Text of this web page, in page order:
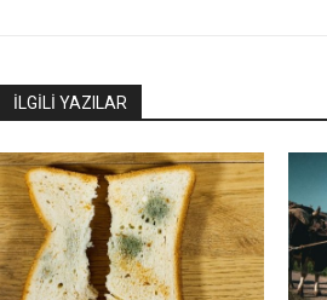
İLGİLİ YAZILAR